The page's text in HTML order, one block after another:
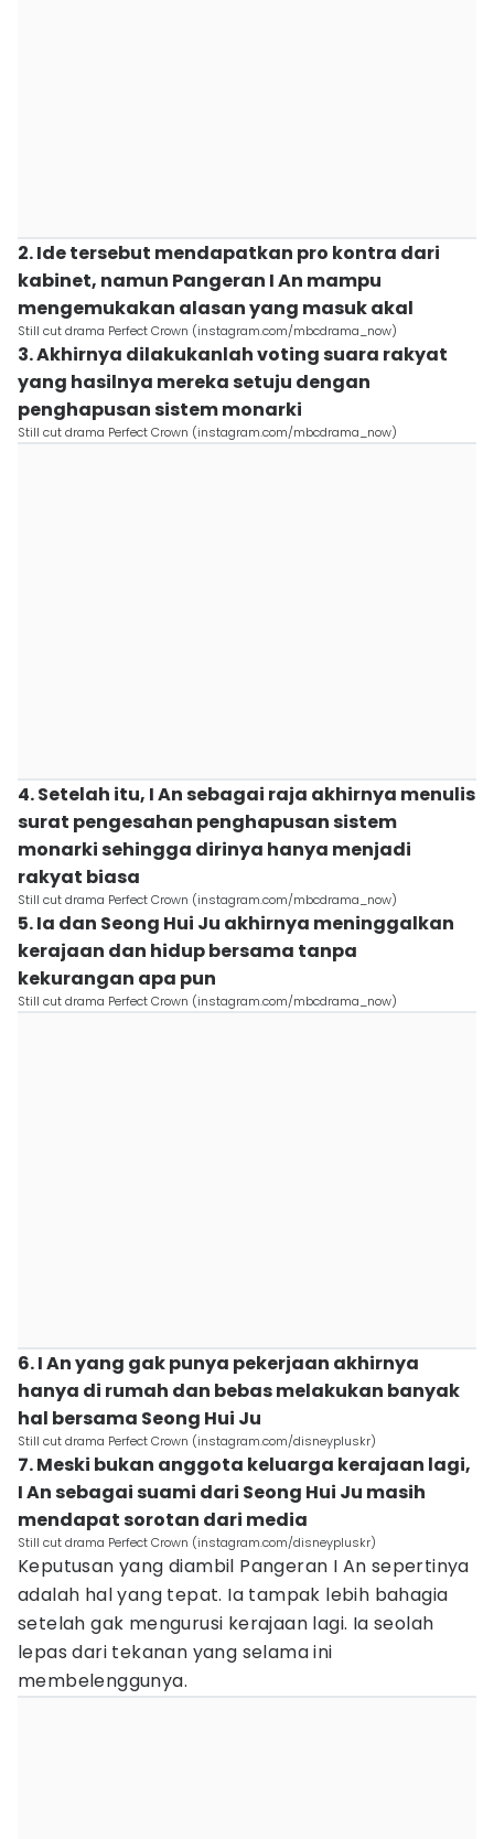
2. Ide tersebut mendapatkan pro kontra dari
kabinet, namun Pangeran I An mampu
mengemukakan alasan yang masuk akal
Still cut drama Perfect Crown (instagram.com/mbcdrama_now)
3. Akhirnya dilakukanlah voting suara rakyat
yang hasilnya mereka setuju dengan
penghapusan sistem monarki
Still cut drama Perfect Crown (instagram.com/mbcdrama_now)
4. Setelah itu, I An sebagai raja akhirnya menulis
surat pengesahan penghapusan sistem
monarki sehingga dirinya hanya menjadi
rakyat biasa
Still cut drama Perfect Crown (instagram.com/mbcdrama_now)
5. Ia dan Seong Hui Ju akhirnya meninggalkan
kerajaan dan hidup bersama tanpa
kekurangan apa pun
Still cut drama Perfect Crown (instagram.com/mbcdrama_now)
6. I An yang gak punya pekerjaan akhirnya
hanya di rumah dan bebas melakukan banyak
hal bersama Seong Hui Ju
Still cut drama Perfect Crown (instagram.com/disneypluskr)
7. Meski bukan anggota keluarga kerajaan lagi,
I An sebagai suami dari Seong Hui Ju masih
mendapat sorotan dari media
Still cut drama Perfect Crown (instagram.com/disneypluskr)
Keputusan yang diambil Pangeran I An sepertinya
adalah hal yang tepat. Ia tampak lebih bahagia
setelah gak mengurusi kerajaan lagi. Ia seolah
lepas dari tekanan yang selama ini
membelenggunya.